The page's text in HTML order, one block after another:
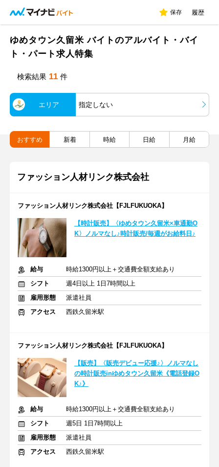
保存 履歴
ゆめタウン久留米 バイトのアルバイト・バイ
ト・パート求人特集
検索結果 11 件
エリア 指定しない
おすすめ 新着 時給 日給 月給
ファッション人材リンク株式会社
ファッション人材リンク株式会社【FJLFUKUOKA】
【時計販売】〈ゆめタウン久留米×車通勤O
K〉ノルマなし♪時計販売/毎週がお給料日♪
給与
時給1300円以上＋交通費全額支給あり
シフト
週4日以上 1日7時間以上
雇用形態
派遣社員
アクセス
西鉄久留米駅
ファッション人材リンク株式会社【FJLFUKUOKA】
【販売】〈販売デビュー応援♪〉ノルマなし
の時計販売inゆめタウン久留米《電話登録O
K♪》
給与
時給1300円以上＋交通費全額支給あり
シフト
週5日 1日7時間以上
雇用形態
派遣社員
アクセス
西鉄久留米駅